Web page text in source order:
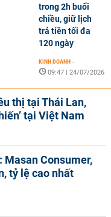
trong 2h buổi
chiều, giữ lịch
trả tiền tối đa
120 ngày
KINH DOANH -
09:47 | 24/07/2026
thị tại Thái Lan,
tại Việt Nam
Masan Consumer,
tỷ lệ cao nhất